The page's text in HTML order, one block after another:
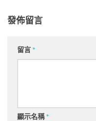
發佈留言
留言*
顯示名稱*